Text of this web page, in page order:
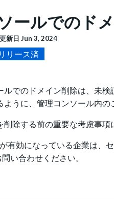
ールでのド
更新日 Jun 3, 2024
リリース済
ルでのドメイン削除は、未
ように、管理コンソール内
除する前の重要な考慮事項
有効になっている企業は、
問い合わせください。